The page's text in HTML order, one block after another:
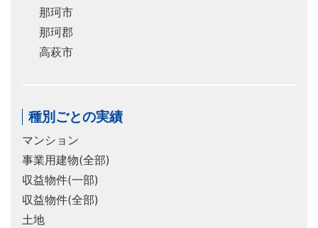
那珂市
那珂郡
高萩市
種別ごとの実績
マンション
事業用建物(全部)
収益物件(一部)
収益物件(全部)
土地